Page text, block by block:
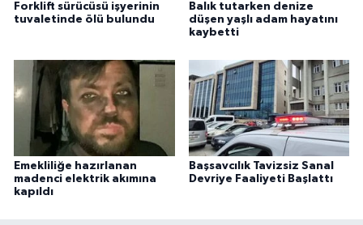
Forklift sürücüsü işyerinin
tuvaletinde ölü bulundu
Balık tutarken denize
düşen yaşlı adam hayatını
kaybetti
Emekliliğe hazırlanan
madenci elektrik akımına
kapıldı
Başsavcılık Tavizsiz Sanal
Devriye Faaliyeti Başlattı